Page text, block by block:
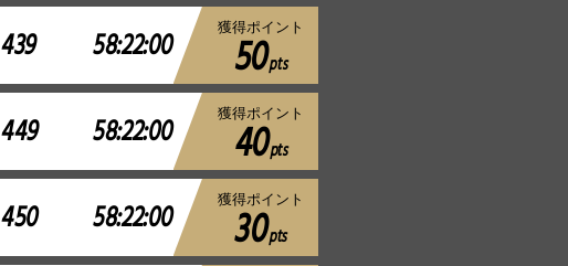
439 58:22:00 獲得ポイント
50pts
449 58:22:00 獲得ポイント
40pts
450 58:22:00 獲得ポイント
30pts